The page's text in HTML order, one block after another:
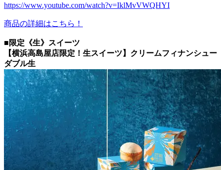
https://www.youtube.com/watch?v=IklMvVWQHYI
商品の詳細はこちら！
■限定《生》スイーツ
【横浜高島屋店限定！生スイーツ】クリームフィナンシュー
ダブル生